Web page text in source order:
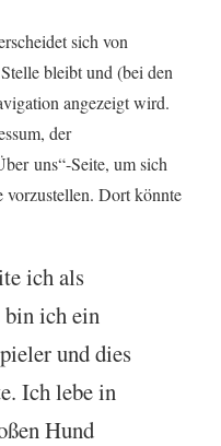
sich von
bleibt und (bei den
angezeigt wird.
der
uns“-Seite, um sich
vorzustellen. Dort könnte
ich als
bin ich ein
und dies
Ich lebe in
Hund